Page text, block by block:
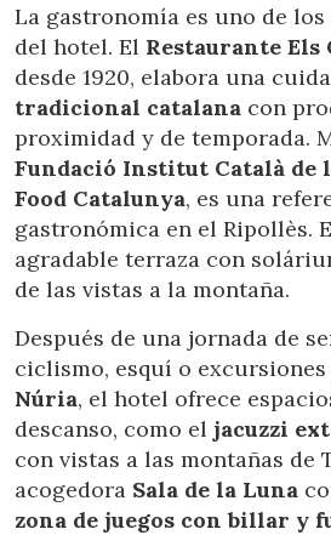
La gastronomía es uno de
del hotel. El Restaurante Els
desde 1920, elabora una
tradicional catalana con
proximidad y de temporada.
Fundació Institut Català de
Food Catalunya, es una
gastronómica en el Ripollès.
agradable terraza con
de las vistas a la montaña.
Después de una jornada de
ciclismo, esquí o
Núria, el hotel ofrece
descanso, como el jacuzzi
con vistas a las montañas de
acogedora Sala de la Luna
zona de juegos con billar y
Técnicas y funcionales
Este sitio web utiliza Cookies
información con la finalidad de
Si continua navegando, supone la
instalación de las mismas. El usuario
de configurar su navegador
impedir que sean instaladas en su
deberá tener en cuenta que dicha
dificultades de navegación de la
Analíticas y personalización
comportamiento de los usuarios de
información recogida mediante este
utiliza en la medición de la actividad
elaboración de perfiles de
el fin de introducir mejoras en
datos de uso que hacen los
guardar la información de
mejorar la calidad de nuestros
mejor experiencia a través de